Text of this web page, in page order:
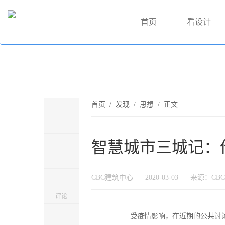
首页 看设计
评论
首页 /发现 / 思想 / 正文
智慧城市三城记
CBC建筑中心 2020-03-03 来源：
受疫情影响，在近期的公共讨